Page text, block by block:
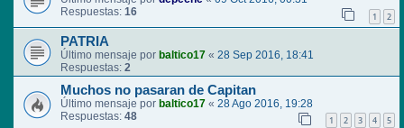
Respuestas: 16 1 2
PATRIA
Último mensaje por baltico17 « 28 Sep 2016, 18:41
Respuestas: 2
Muchos no pasaran de Capitan
Último mensaje por baltico17 « 28 Ago 2016, 19:28
Respuestas: 48 1 2 3 4 5